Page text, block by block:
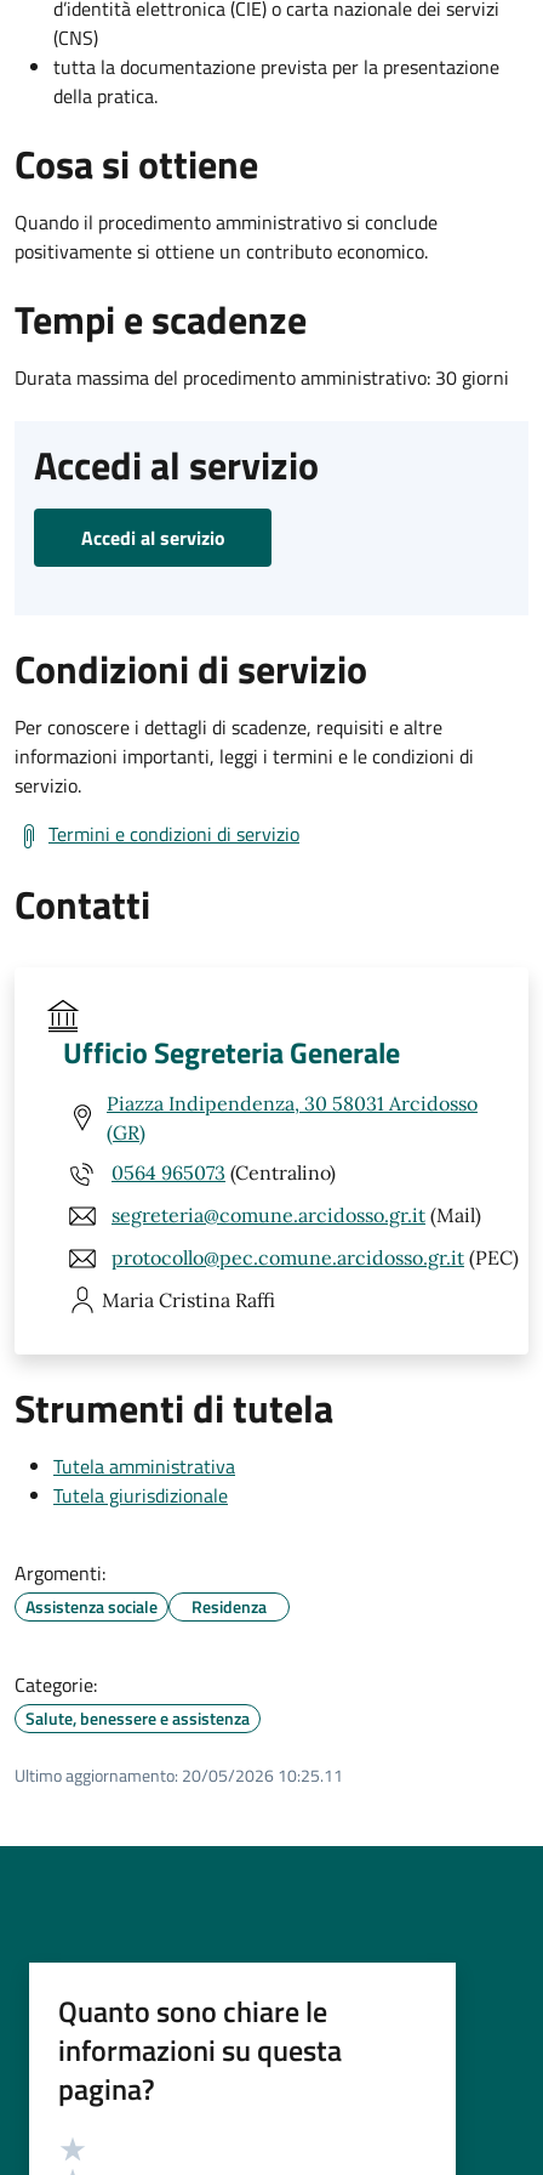
d’identità elettronica (CIE) o carta nazionale dei servizi
(CNS)
tutta la documentazione prevista per la presentazione
della pratica.
Cosa si ottiene
Quando il procedimento amministrativo si conclude
positivamente si ottiene un contributo economico.
Tempi e scadenze
Durata massima del procedimento amministrativo: 30 giorni
Accedi al servizio
Accedi al servizio
Condizioni di servizio
Per conoscere i dettagli di scadenze, requisiti e altre
informazioni importanti, leggi i termini e le condizioni di
servizio.
Termini e condizioni di servizio
Contatti
Ufficio Segreteria Generale
Piazza Indipendenza, 30 58031 Arcidosso
(GR)
0564 965073 (Centralino)
segreteria@comune.arcidosso.gr.it (Mail)
protocollo@pec.comune.arcidosso.gr.it (PEC)
Maria Cristina Raffi
Strumenti di tutela
Tutela amministrativa
Tutela giurisdizionale
Argomenti:
Assistenza sociale Residenza
Categorie:
Salute, benessere e assistenza
Ultimo aggiornamento: 20/05/2026 10:25.11
Quanto sono chiare le
informazioni su questa
pagina?
Valutazione